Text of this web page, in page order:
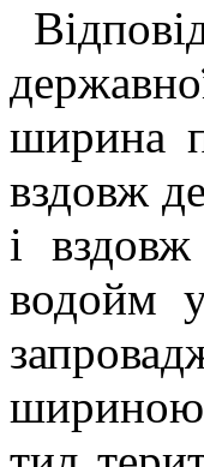
ширина
вздовж
і
водойм
шириною